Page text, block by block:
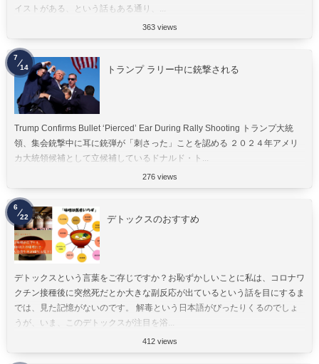
イストがある、という話もある通り、...
363 views
トランプ ラリー中に銃撃される
Trump Confirms Bullet ‘Pierced’ Ear During Rally Shooting トランプ大統
領、集会銃撃中に耳に銃弾が「刺さった」ことを認める ２０２４年アメリ
カ大統領候補として立候補しているドナルド・ト...
276 views
7
14
デトックスのおすすめ
デトックスという言葉をご存じですか？お恥ずかしいことに私は、コロナワ
クチン接種後に突然死だとか大きな副反応が出ているという話を目にするま
では、見た記憶がないのです。 解毒という日本語がぴったりくるのでしょ
うが、いま、このデトックスが注目を浴...
412 views
6
22